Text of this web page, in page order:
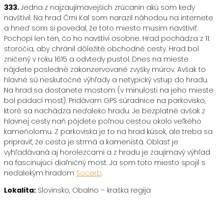
333.Jedna z najzaujímavejších zrúcanín akú som kedy
navštívil. Na hrad Črni Kal som narazil náhodou na internete
a hneď som si povedal, že toto miesto musím navštíviť.
Pochopí len ten, čo ho navštívi osobne. Hrad pochádza z 11.
storočia, aby chránil dôležité obchodné cesty. Hrad bol
zničený v roku 1615 a odvtedy pustol. Dnes na mieste
nájdete posledné zakonzervované zvyšky múrov. Avšak to
hlavné sú neskutočné výhľady a netypický vstup do hradu.
Na hrad sa dostanete mostom (v minulosti na jeho mieste
bol padací most). Pridávam GPS súradnice na parkovisko,
ktoré sa nachádza neďaleko hradu. Je bezplatné avšak z
hlavnej cesty naň pôjdete poľnou cestou okolo veľkého
kameňolomu. Z parkoviska je to na hrad kúsok, ale treba sa
pripraviť, že cesta je strmá a kamenistá. Oblasť je
vyhľadávaná aj horolezcami a z hradu je zaujímavý výhľad
na fascinujúci diaľničný most. Ja som toto miesto spojil s
neďalekým hradom Socerb.
Lokalita: Slovinsko, Obalno – kraška regija